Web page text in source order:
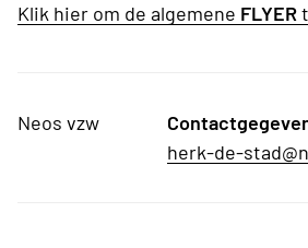
Klik hier om de algemene FLYER
Neos vzw
herk-de-